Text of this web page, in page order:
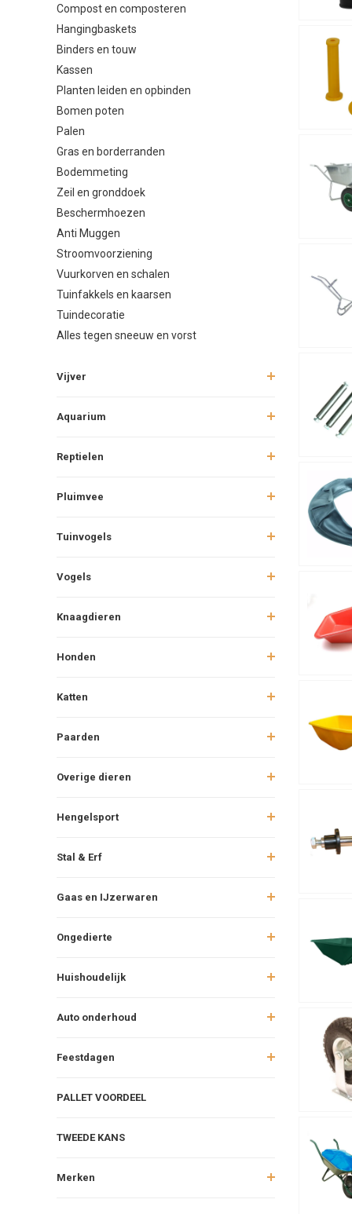
Compost en composteren
Hangingbaskets
Binders en touw
Kassen
Planten leiden en opbinden
Bomen poten
Palen
Gras en borderranden
Bodemmeting
Zeil en gronddoek
Beschermhoezen
Anti Muggen
Stroomvoorziening
Vuurkorven en schalen
Tuinfakkels en kaarsen
Tuindecoratie
Alles tegen sneeuw en vorst
Vijver
Aquarium
Reptielen
Pluimvee
Tuinvogels
Vogels
Knaagdieren
Honden
Katten
Paarden
Overige dieren
Hengelsport
Stal & Erf
Gaas en IJzerwaren
Ongedierte
Huishoudelijk
Auto onderhoud
Feestdagen
PALLET VOORDEEL
TWEEDE KANS
Merken